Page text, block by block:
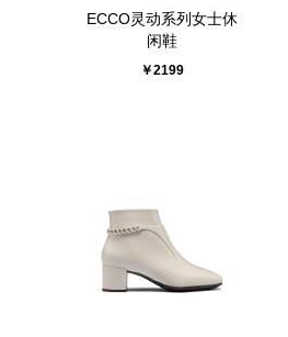
ECCO灵动系列女士休
闲鞋
￥2199